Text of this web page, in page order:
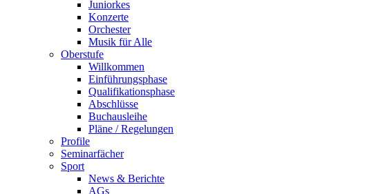
Juniorkes
Konzerte
Orchester
Musik für Alle
Oberstufe
Willkommen
Einführungsphase
Qualifikationsphase
Abschlüsse
Buchausleihe
Pläne / Regelungen
Profile
Seminarfächer
Sport
News & Berichte
AGs